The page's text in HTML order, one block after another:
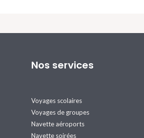
Nos services
Voyages scolaires
Voyages de groupes
Navette aéroports
Navette soirées